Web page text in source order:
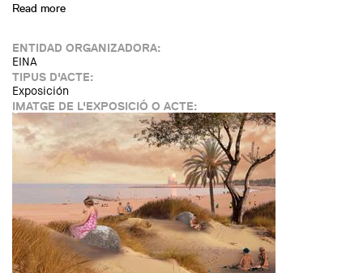
Read more
ENTIDAD ORGANIZADORA:
EINA
TIPUS D'ACTE:
Exposición
IMATGE DE L'EXPOSICIÓ O ACTE: